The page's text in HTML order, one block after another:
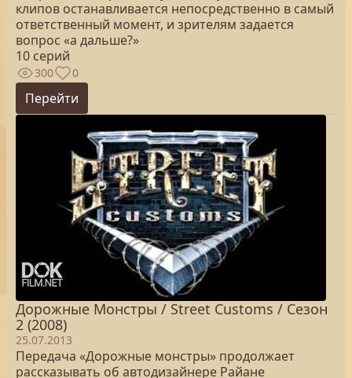
клипов останавливается непосредственно в самый
ответственный момент, и зрителям задается
вопрос «а дальше?»
10 серий
300 0
Перейти
Дорожные Монстры / Street Customs / Сезон
2 (2008)
25.07.2013
Передача «Дорожные монстры» продолжает
рассказывать об автодизайнере Райане